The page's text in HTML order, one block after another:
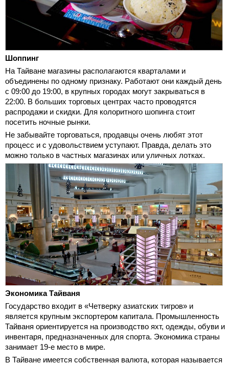
Шоппинг
На Тайване магазины располагаются кварталами и
объединены по одному признаку. Работают они каждый день
с 09:00 до 19:00, в крупных городах могут закрываться в
22:00. В больших торговых центрах часто проводятся
распродажи и скидки. Для колоритного шопинга стоит
посетить ночные рынки.
Не забывайте торговаться, продавцы очень любят этот
процесс и с удовольствием уступают. Правда, делать это
можно только в частных магазинах или уличных лотках.
Экономика Тайваня
Государство входит в «Четверку азиатских тигров» и
является крупным экспортером капитала. Промышленность
Тайваня ориентируется на производство яхт, одежды, обуви и
инвентаря, предназначенных для спорта. Экономика страны
занимает 19-е место в мире.
В Тайване имеется собственная валюта, которая называется